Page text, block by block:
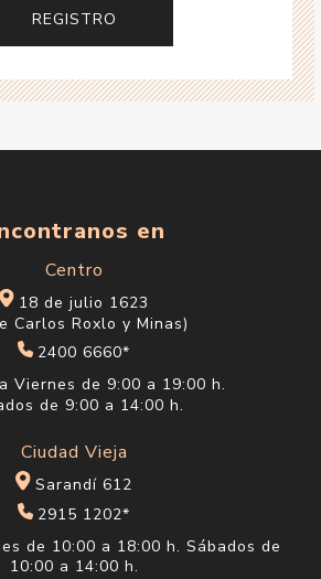
en
Centro
18 de julio 1623
Carlos Roxlo y Minas)
2400 6660*
Viernes de 9:00 a 19:00 h.
de 9:00 a 14:00 h.
Ciudad Vieja
Sarandí 612
2915 1202*
de 10:00 a 18:00 h. Sábados de
10:00 a 14:00 h.